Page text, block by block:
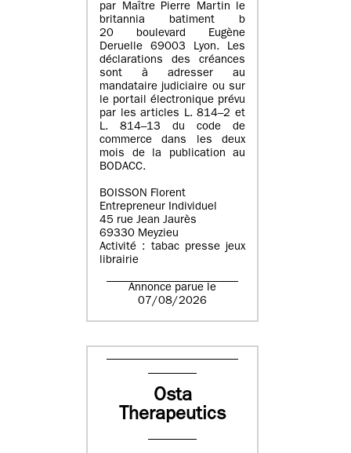
par Maître Pierre Martin le
britannia batiment b
20 boulevard Eugène
Deruelle 69003 Lyon. Les
déclarations des créances
sont à adresser au
mandataire judiciaire ou sur
le portail électronique prévu
par les articles L. 814–2 et
L. 814–13 du code de
commerce dans les deux
mois de la publication au
BODACC.
BOISSON Florent
Entrepreneur Individuel
45 rue Jean Jaurès
69330 Meyzieu
Activité : tabac presse jeux
librairie
Annonce parue le
07/08/2026
Osta
Therapeutics